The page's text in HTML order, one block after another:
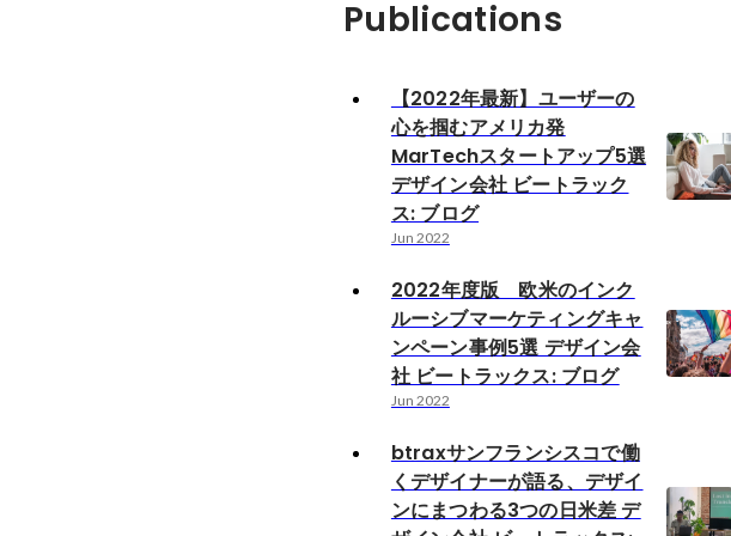
Publications
【2022年最新】ユーザーの
心を掴むアメリカ発
MarTechスタートアップ5選
デザイン会社 ビートラック
ス: ブログ
Jun 2022
2022年度版 欧米のインク
ルーシブマーケティングキャ
ンペーン事例5選 デザイン会
社 ビートラックス: ブログ
Jun 2022
btraxサンフランシスコで働
くデザイナーが語る、デザイ
ンにまつわる3つの日米差 デ